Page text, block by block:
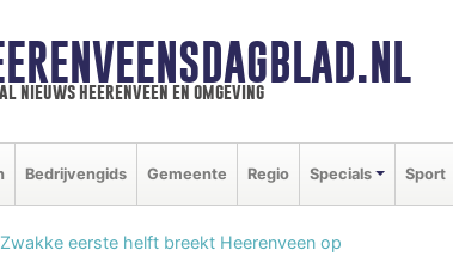
nieuws heerenveen en omgeving
Bedrijvengids Gemeente Regio Specials Sport
Zwakke eerste helft breekt Heerenveen op